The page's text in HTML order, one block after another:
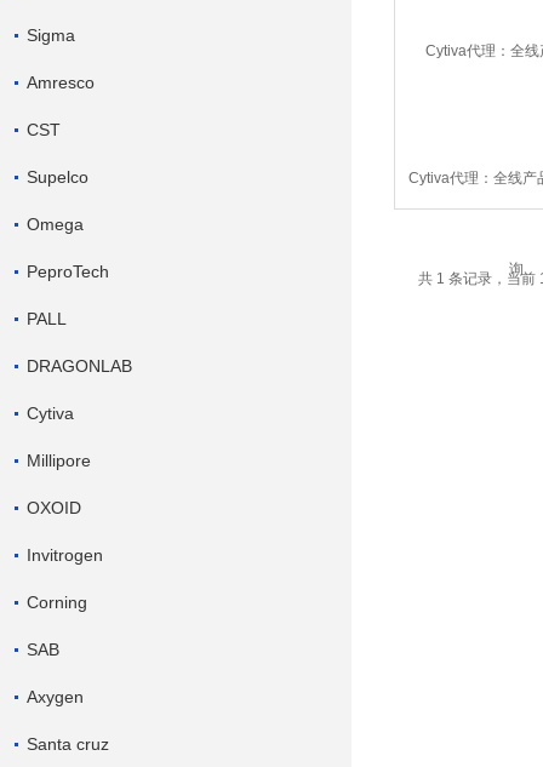
Sigma
Amresco
CST
Supelco
Omega
PeproTech
PALL
DRAGONLAB
Cytiva
Millipore
OXOID
Invitrogen
Corning
SAB
Axygen
Santa cruz
Cytiva代理：全线产
共 1 条记录，当